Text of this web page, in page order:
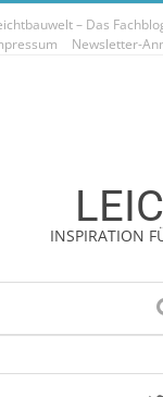
Skip
to
– Das
Newsletter-
INSPIRATION
Navigation